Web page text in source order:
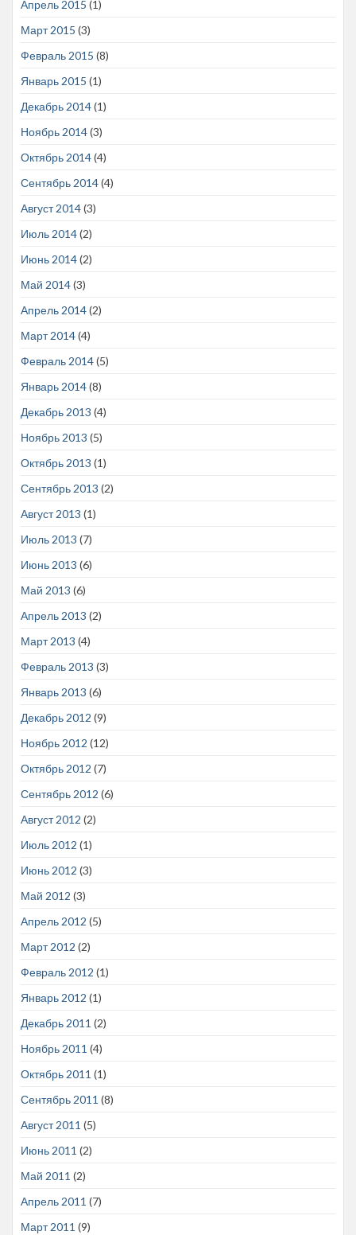
Апрель 2015 (1)
Март 2015 (3)
Февраль 2015 (8)
Январь 2015 (1)
Декабрь 2014(1)
Ноябрь 2014(3)
Октябрь 2014(4)
Сентябрь 2014(4)
Август 2014(3)
Июль 2014(2)
Июнь 2014(2)
Май 2014(3)
Апрель 2014(2)
Март 2014(4)
Февраль 2014(5)
Январь 2014(8)
Декабрь 2013 (4)
Ноябрь 2013 (5)
Октябрь 2013 (1)
Сентябрь 2013 (2)
Август 2013 (1)
Июль 2013 (7)
Июнь 2013 (6)
Май 2013 (6)
Апрель 2013 (2)
Март 2013 (4)
Февраль 2013 (3)
Январь 2013 (6)
Декабрь 2012 (9)
Ноябрь 2012 (12)
Октябрь 2012 (7)
Сентябрь 2012 (6)
Август 2012 (2)
Июль 2012 (1)
Июнь 2012 (3)
Май 2012 (3)
Апрель 2012 (5)
Март 2012 (2)
Февраль 2012 (1)
Январь 2012 (1)
Декабрь 2011 (2)
Ноябрь 2011 (4)
Октябрь 2011 (1)
Сентябрь 2011 (8)
Август 2011 (5)
Июнь 2011 (2)
Май 2011 (2)
Апрель 2011 (7)
Март 2011 (9)